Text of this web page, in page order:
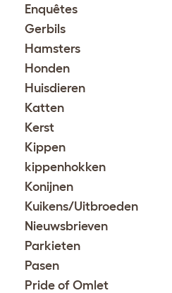
Enquêtes
Gerbils
Hamsters
Honden
Huisdieren
Katten
Kerst
Kippen
kippenhokken
Konijnen
Kuikens/Uitbroeden
Nieuwsbrieven
Parkieten
Pasen
Pride of Omlet